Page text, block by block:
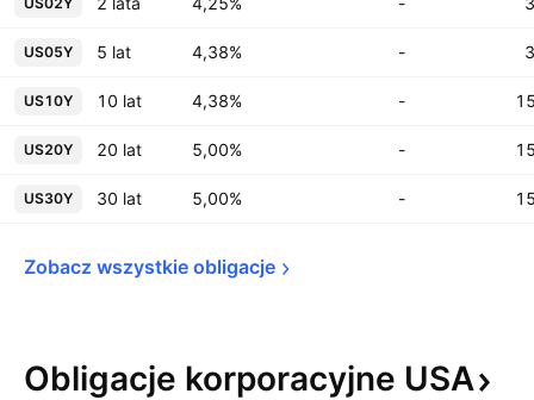
US05Y 5 lat 4,38% -
US10Y 10 lat 4,38% -
US20Y 20 lat 5,00% -
US30Y 30 lat 5,00% -
Zobacz wszystkie obligacje
Obligacje korporacyjne USA